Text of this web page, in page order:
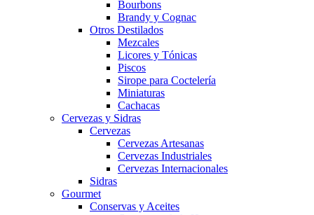
Bourbons
Brandy y Cognac
Otros Destilados
Mezcales
Licores y Tónicas
Piscos
Sirope para Coctelería
Miniaturas
Cachacas
Cervezas y Sidras
Cervezas
Cervezas Artesanas
Cervezas Industriales
Cervezas Internacionales
Sidras
Gourmet
Conservas y Aceites